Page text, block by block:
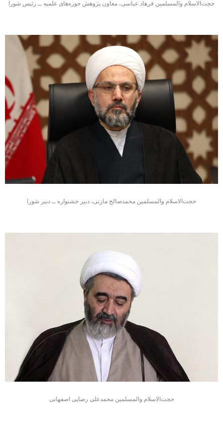
حجت‌الاسلام والمسلمین فرهاد عباسی، معاون پژوهش حوزه‌های علمیه ــ رئیس شورا
حجت‌الاسلام والمسلمین محمدصالح مازنی، دبیر جشنواره ــ دبیر شورا
حجت‌الاسلام والمسلمین محمدعلی رضایی اصفهانی